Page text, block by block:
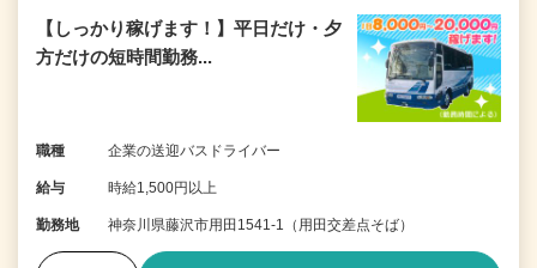
【しっかり稼げます！】平日だけ・夕
方だけの短時間勤務...
職種 企業の送迎バスドライバー
給与 時給1,500円以上
勤務地 神奈川県藤沢市用田1541-1（用田交差点そば）